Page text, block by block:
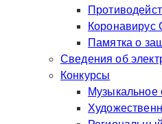
Коронавирус
Памятка о
Сведения об
Конкурсы
Музыкальное